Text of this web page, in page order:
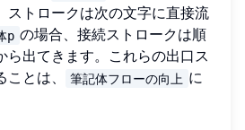
ストロークは次の文字に直接流
p の場合、接続ストロークは順
ら出てきます。これらの出口ス
とは、
筆記体フローの向上 に